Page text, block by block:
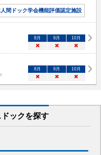
人間ドック学会機能評価認定施設
8月 9月 10月
× × ×
8月 9月 10月
× × ×
ックを探す